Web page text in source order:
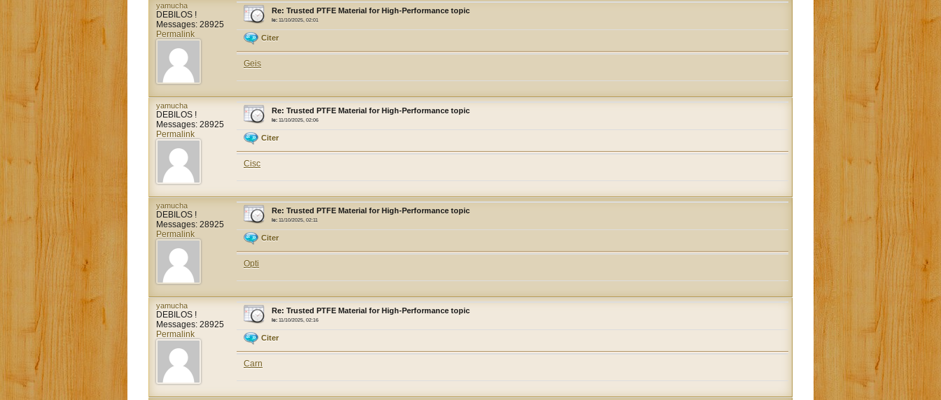
yamucha
DEBILOS !
Messages: 28925
Permalink
Re: Trusted PTFE Material for High-Performance topic
le: 11/10/2025, 02:01
Citer
Geis
yamucha
DEBILOS !
Messages: 28925
Permalink
Re: Trusted PTFE Material for High-Performance topic
le: 11/10/2025, 02:06
Citer
Cisc
yamucha
DEBILOS !
Messages: 28925
Permalink
Re: Trusted PTFE Material for High-Performance topic
le: 11/10/2025, 02:11
Citer
Opti
yamucha
DEBILOS !
Messages: 28925
Permalink
Re: Trusted PTFE Material for High-Performance topic
le: 11/10/2025, 02:16
Citer
Carn